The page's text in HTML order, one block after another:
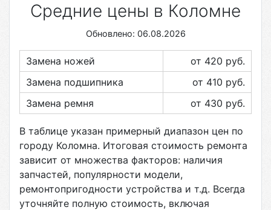
Средние цены в Коломне
Обновлено: 06.08.2026
Замена ножей от 420 руб.
Замена подшипника
от 410 руб.
Замена ремня
от 430 руб.
В таблице указан примерный диапазон цен по
городу Коломна. Итоговая стоимость ремонта
зависит от множества факторов: наличия
запчастей, популярности модели,
ремонтопригодности устройства и т.д. Всегда
уточняйте полную стоимость, включая